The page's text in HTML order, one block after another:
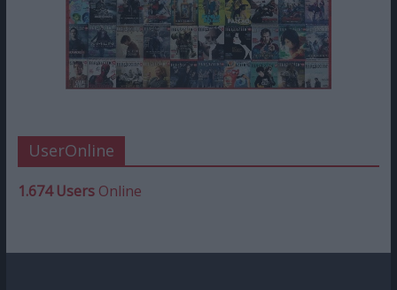
UserOnline
1.674 UsersOnline